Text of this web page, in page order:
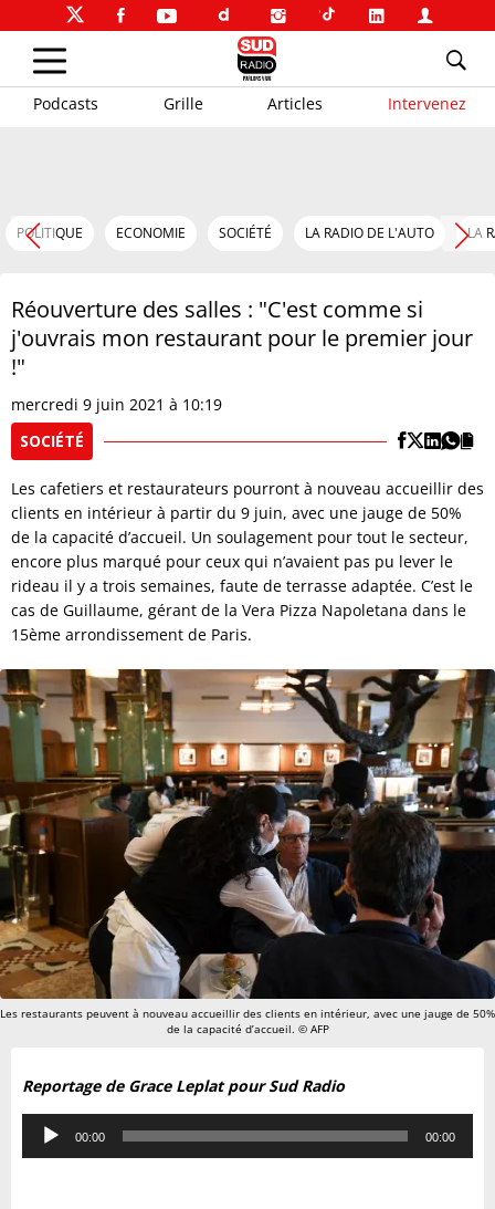
Podcasts Grille Articles Intervenez
POLITIQUE ECONOMIE SOCIÉTÉ LA RADIO DE L'AUTO LA
Réouverture des salles : "C'est comme si
j'ouvrais mon restaurant pour le premier jour
!"
mercredi 9 juin 2021 à 10:19
SOCIÉTÉ
Les cafetiers et restaurateurs pourront à nouveau accueillir des
clients en intérieur à partir du 9 juin, avec une jauge de 50%
de la capacité d’accueil. Un soulagement pour tout le secteur,
encore plus marqué pour ceux qui n’avaient pas pu lever le
rideau il y a trois semaines, faute de terrasse adaptée. C’est le
cas de Guillaume, gérant de la Vera Pizza Napoletana dans le
15ème arrondissement de Paris.
Les restaurants peuvent à nouveau accueillir des clients en intérieur, avec une jauge de 50%
de la capacité d’accueil. © AFP
Reportage de Grace Leplat pour Sud Radio
Lecteur
audio
00:00 00:00